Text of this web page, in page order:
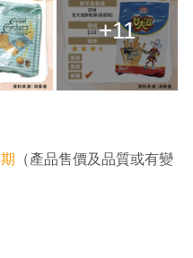
+11
（產品售價及品質或有變